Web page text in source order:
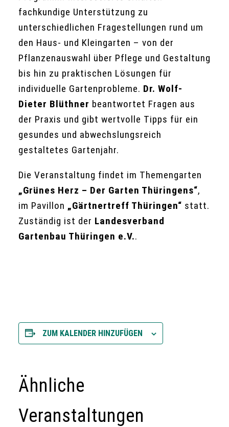
fachkundige Unterstützung zu
unterschiedlichen Fragestellungen rund um
den Haus- und Kleingarten – von der
Pflanzenauswahl über Pflege und Gestaltung
bis hin zu praktischen Lösungen für
individuelle Gartenprobleme. Dr. Wolf-
Dieter Blüthner beantwortet Fragen aus
der Praxis und gibt wertvolle Tipps für ein
gesundes und abwechslungsreich
gestaltetes Gartenjahr.
Die Veranstaltung findet im Themengarten
„Grünes Herz – Der Garten Thüringens“,
im Pavillon „Gärtnertreff Thüringen“ statt.
Zuständig ist der Landesverband
Gartenbau Thüringen e.V..
ZUM KALENDER HINZUFÜGEN
Ähnliche
Veranstaltungen